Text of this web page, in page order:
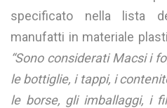
specificato nella lista
manufatti in materiale
“Sono considerati Macsi i
le bottiglie, i tappi, i
le borse, gli imballaggi, i